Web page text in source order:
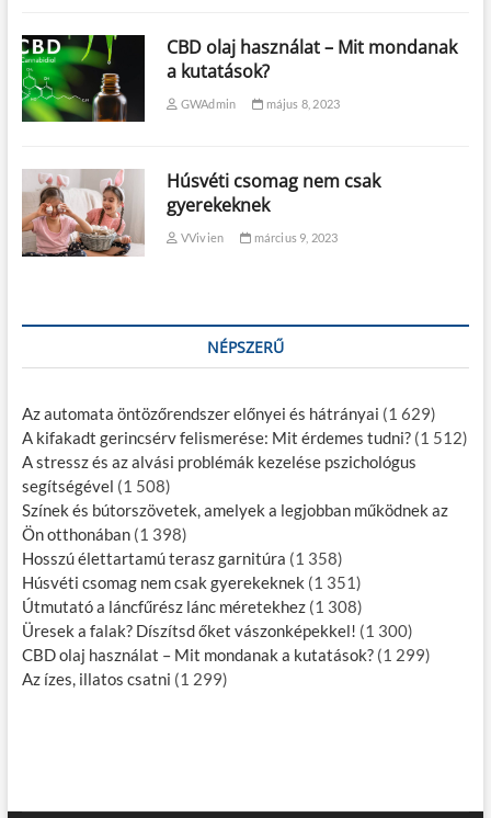
CBD olaj használat – Mit mondanak
a kutatások?
GWAdmin május 8, 2023
Húsvéti csomag nem csak
gyerekeknek
VVivien március 9, 2023
NÉPSZERŰ
Az automata öntözőrendszer előnyei és hátrányai (1 629)
A kifakadt gerincsérv felismerése: Mit érdemes tudni? (1 512)
A stressz és az alvási problémák kezelése pszichológus
segítségével (1 508)
Színek és bútorszövetek, amelyek a legjobban működnek az
Ön otthonában (1 398)
Hosszú élettartamú terasz garnitúra (1 358)
Húsvéti csomag nem csak gyerekeknek (1 351)
Útmutató a láncfűrész lánc méretekhez (1 308)
Üresek a falak? Díszítsd őket vászonképekkel! (1 300)
CBD olaj használat – Mit mondanak a kutatások? (1 299)
Az ízes, illatos csatni (1 299)